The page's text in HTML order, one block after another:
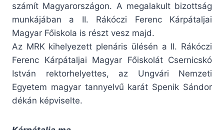
számít Magyarországon. A megalakult bizottság
munkájában a II. Rákóczi Ferenc Kárpátaljai
Magyar Főiskola is részt vesz majd.
Az MRK kihelyezett plenáris ülésén a II. Rákóczi
Ferenc Kárpátaljai Magyar Főiskolát Csernicskó
István rektorhelyettes, az Ungvári Nemzeti
Egyetem magyar tannyelvű karát Spenik Sándor
dékán képviselte.